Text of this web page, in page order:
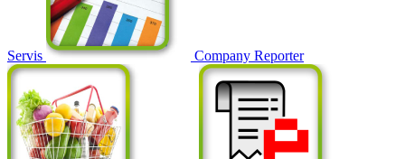
Servis Company Reporter